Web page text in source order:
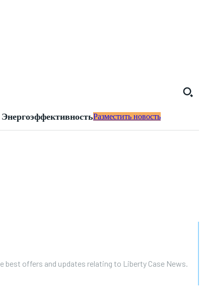
ЭнергоэффективностьРазместить новость
best offers and updates relating to Liberty Case News.